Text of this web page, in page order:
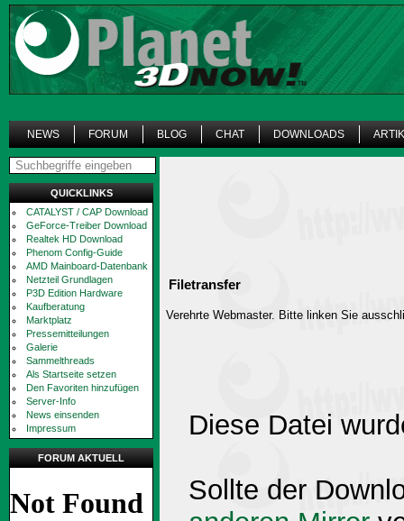
NEWS FORUM BLOG CHAT DOWNLOADS
QUICKLINKS
CATALYST / CAP Download
GeForce-Treiber Download
Realtek HD Download
Phenom Config-Guide
AMD Mainboard-Datenbank
Netzteil Grundlagen
P3D Edition Hardware
Kaufberatung
Marktplatz
Pressemitteilungen
Galerie
Sammelthreads
Als Startseite setzen
Den Favoriten hinzufügen
Server-Info
News einsenden
Impressum
FORUM AKTUELL
Filetransfer
Verehrte Webmaster. Bitte linken Sie
Diese Datei
Sollte der